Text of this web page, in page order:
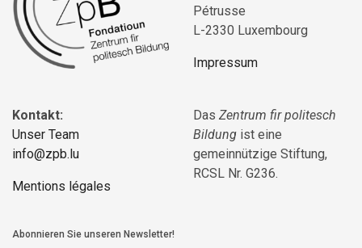
Pétrusse
L-2330 Luxembourg
Impressum
Kontakt:
Unser Team
info@zpb.lu
Mentions légales
Das Zentrum fir politesch
Bildung ist eine
gemeinnützige Stiftung,
RCSL Nr. G236.
Abonnieren Sie unseren Newsletter!